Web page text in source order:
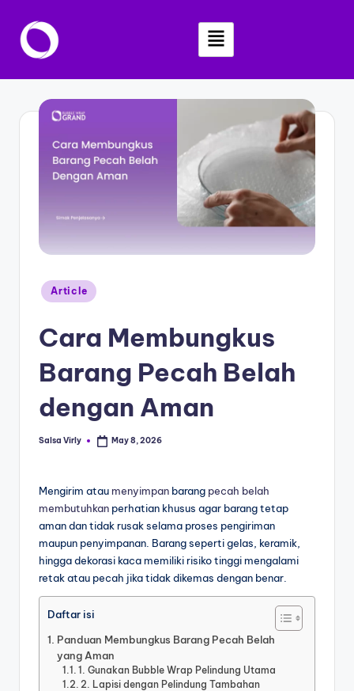
Skip
Article
Cara Membungkus
Barang Pecah Belah
dengan Aman
Salsa Virly May 8, 2026
Mengirim atau menyimpan barang pecah belah
membutuhkan perhatian khusus agar barang tetap
aman dan tidak rusak selama proses pengiriman
maupun penyimpanan. Barang seperti gelas, keramik,
hingga dekorasi kaca memiliki risiko tinggi mengalami
retak atau pecah jika tidak dikemas dengan benar.
Daftar isi
Panduan Membungkus Barang Pecah Belah
yang Aman
1. Gunakan Bubble Wrap Pelindung Utama
2. Lapisi dengan Pelindung Tambahan